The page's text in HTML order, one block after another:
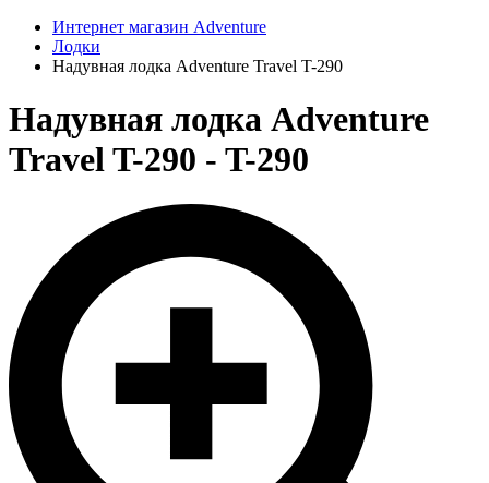
Интернет магазин Adventure
Лодки
Надувная лодка Adventure Travel T-290
Надувная лодка Adventure
Travel T-290 - T-290